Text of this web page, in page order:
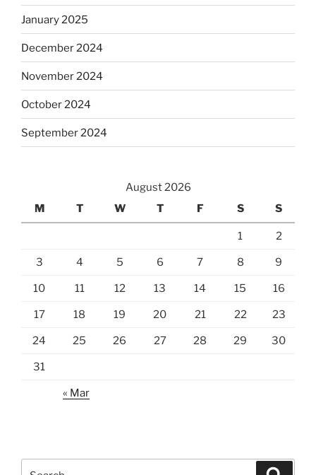
January 2025
December 2024
November 2024
October 2024
September 2024
August 2026
M
T W T F S S
1 2
3 4 5 6 7 8 9
10 11 12 13 14 15 16
17 18 19 20 21 22 23
24 25 26 27 28 29 30
31
« Mar